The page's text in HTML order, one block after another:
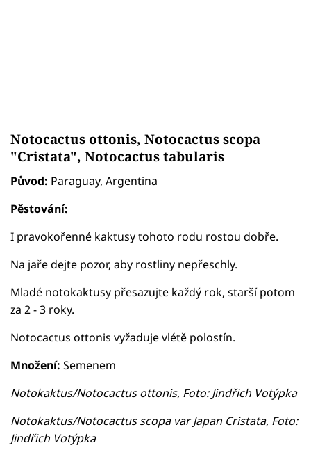
Notocactus ottonis, Notocactus scopa
"Cristata", Notocactus tabularis
Původ: Paraguay, Argentina
Pěstování:
I pravokořenné kaktusy tohoto rodu rostou dobře.
Na jaře dejte pozor, aby rostliny nepřeschly.
Mladé notokaktusy přesazujte každý rok, starší potom
za 2 - 3 roky.
Notocactus ottonis vyžaduje vlétě polostín.
Množení: Semenem
Notokaktus/Notocactus ottonis, Foto: Jindřich Votýpka
Notokaktus/Notocactus scopa var Japan Cristata, Foto:
Jindřich Votýpka